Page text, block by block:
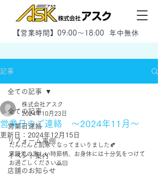
【 営業時間】09:00～18:00 年中無休
記事
全ての記事
営業日連絡
リフォーム事例
イベント案内
店舗のお知らせ
全ての記事
営業日のご連絡 ～2024年11月～
株式会社アスク
2024年10月23日
更新日： 2024年12月15日
だんだんと肌寒くなってまいりました🍂
寒暖差の激しい時節柄、お身体には十分気をつけて
お過ごしください🙇🏻